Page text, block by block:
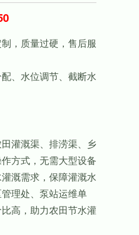
，质量过硬，售后服
、水位调节、截断水
灌溉渠、排涝渠、乡
方式，无需大型设备
溉需求，保障灌溉水
理处、泵站运维单
高，助力农田节水灌